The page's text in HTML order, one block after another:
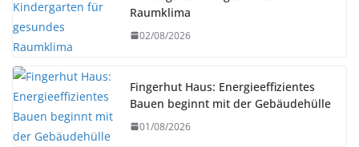
Raumklima
02/08/2026
Fingerhut Haus: Energieeffizientes
Bauen beginnt mit der Gebäudehülle
01/08/2026